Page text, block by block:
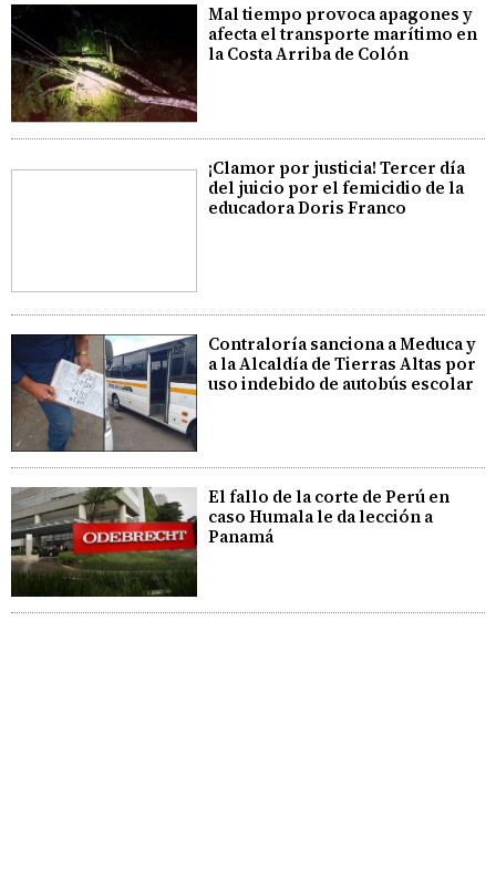
Mal tiempo provoca apagones y
afecta el transporte marítimo en
la Costa Arriba de Colón
¡Clamor por justicia! Tercer día
del juicio por el femicidio de la
educadora Doris Franco
Contraloría sanciona a Meduca y
a la Alcaldía de Tierras Altas por
uso indebido de autobús escolar
El fallo de la corte de Perú en
caso Humala le da lección a
Panamá